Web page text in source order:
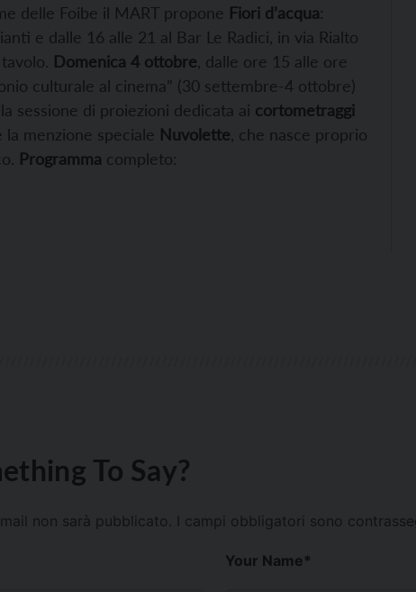
delle Foibe il MART propone Fiori d’acqua:
e dalle 16 alle 21 al Bar Le Radici, in via Rialto
Domenica 4 ottobre, dalle ore 15 alle ore
culturale al cinema” (30 settembre-4 ottobre)
sessione di proiezioni dedicata ai cortometraggi
menzione speciale Nuvolette, che nasce proprio
Programma completo:
To Say?
non sarà pubblicato. I campi obbligatori sono
Your Name*